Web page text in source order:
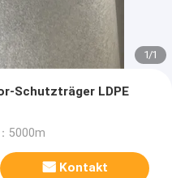
1/1
Schutzträger LDPE
5000m
Kontakt